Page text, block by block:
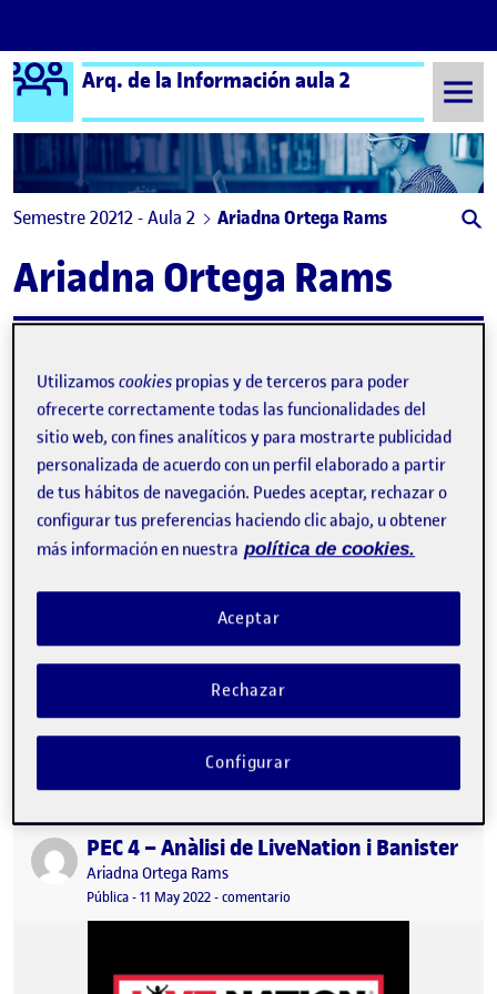
Saltar al contenido
Logo Ágora
Arq. de la Información aula 2
Semestre 20212 - Aula 2 Ariadna Ortega Rams
Ariadna Ortega Rams
Visibilidad:
Pública-Fecha de publicación
8 Jun 202227 enero, 2023 9:22 am
-comentarioen PEC 5 – Prototipatge i proposta
PROPOSTA D’APLICACIÓ MUTEK Prototip Tan bon punt el procés
iteratiu de sketching ha quedat prou acurat, s’ha procedit a
seguir en el…
Publicado porPEC 4 – Anàlisi de LiveNation i Banister
Publicado por
Ariadna Ortega Rams
Visibilidad:
Pública-Fecha de publicación
11 May 202227 enero, 2023 9:22 am
-comentario
Utilizamoscookies propias y de terceros para poder
ofrecerte correctamente todas las funcionalidades del
sitio web, con fines analíticos y para mostrarte publicidad
personalizada de acuerdo con un perfil elaborado a partir
de tus hábitos de navegación. Puedes aceptar, rechazar o
configurar tus preferencias haciendo clic abajo, u obtener
más información en nuestra política de cookies.
Rechazar
Aceptar
Configurar